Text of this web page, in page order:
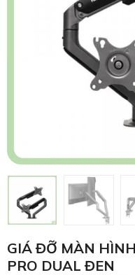
GIÁ ĐỠ MÀN
PRO DUAL ĐEN